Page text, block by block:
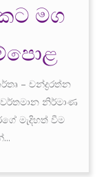
මග
– චන්ද්‍රරත්න
නිර්මාණ
මැදිහත් වීම